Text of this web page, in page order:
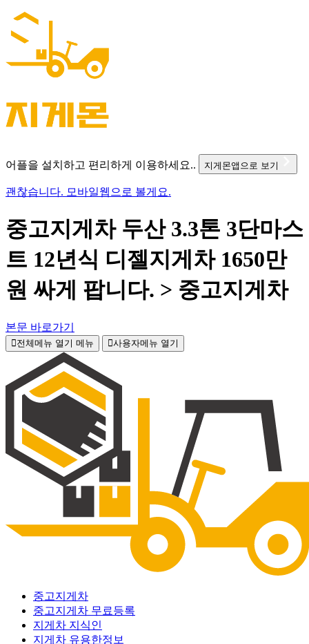
어플을 설치하고 편리하게 이용하세요.. 지게몬앱으로 보기
괜찮습니다. 모바일웹으로 볼게요.
중고지게차 두산 3.3톤 3단마스
트 12년식 디젤지게차 1650만
원 싸게 팝니다. > 중고지게차
본문 바로가기
전체메뉴 열기 메뉴 사용자메뉴 열기
중고지게차
중고지게차 무료등록
지게차 지식인
지게차 유용한정보